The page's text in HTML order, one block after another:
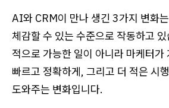
AI와 CRM이 만나 생긴 3가지 변화
체감할 수 있는 수준으로 작동하고
적으로 가능한 일이 아니라 마케터가
빠르고 정확하게, 그리고 더 적은 시
도와주는 변화입니다.